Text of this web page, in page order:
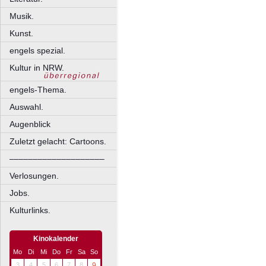
Musik.
Kunst.
engels spezial.
Kultur in NRW.
engels-Thema.
Auswahl.
Augenblick
Zuletzt gelacht: Cartoons.
––––––––––––––––––––
Verlosungen.
Jobs.
Kulturlinks.
Kinokalender
Mo Di Mi Do Fr Sa
So